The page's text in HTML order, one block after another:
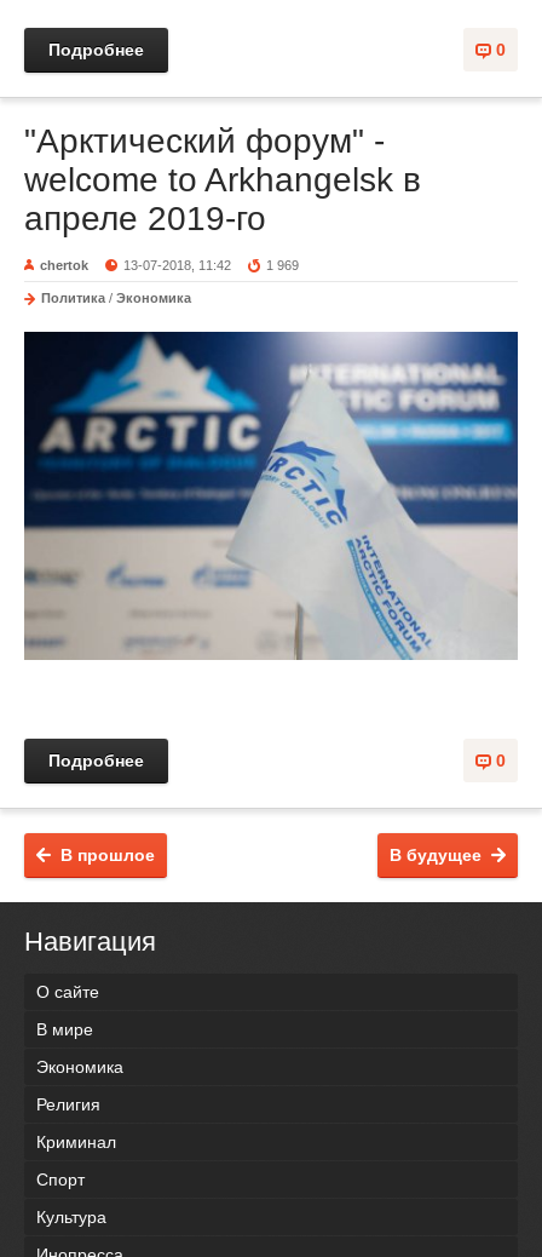
0
Подробнее
"Арктический форум" -
welcome to Arkhangelsk в
апреле 2019-го
chertok 13-07-2018, 11:42 1 969
Политика / Экономика
0
Подробнее
В будущее
В прошлое
Навигация
О сайте
В мире
Экономика
Религия
Криминал
Спорт
Культура